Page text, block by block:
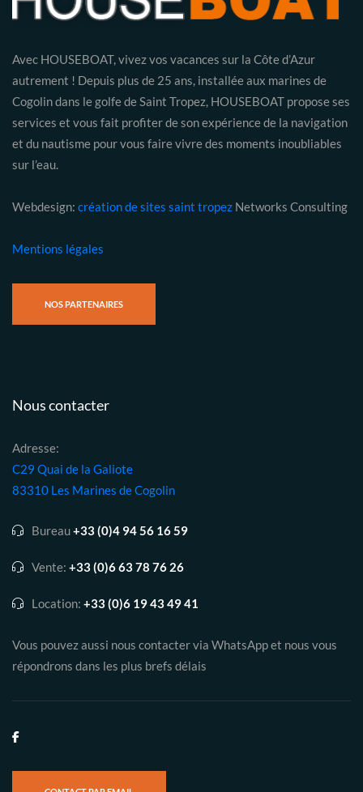
Avec HOUSEBOAT, vivez vos vacances sur la Côte d’Azur
autrement ! Depuis plus de 25 ans, installée aux marines de
Cogolin dans le golfe de Saint Tropez, HOUSEBOAT propose ses
services et vous fait profiter de son expérience de la navigation
et du nautisme pour vous faire vivre des moments inoubliables
sur l’eau.
Webdesign: création de sites saint tropez Networks Consulting
Mentions légales
NOS PARTENAIRES
Nous contacter
Adresse:
C29 Quai de la Galiote
83310 Les Marines de Cogolin
Bureau+33 (0)4 94 56 16 59
Vente: +33 (0)6 63 78 76 26
Location: +33 (0)6 19 43 49 41
Vous pouvez aussi nous contacter via WhatsApp et nous vous
répondrons dans les plus brefs délais